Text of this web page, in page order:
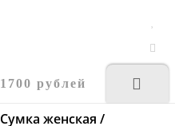
1700 рублей
Сумка женская /